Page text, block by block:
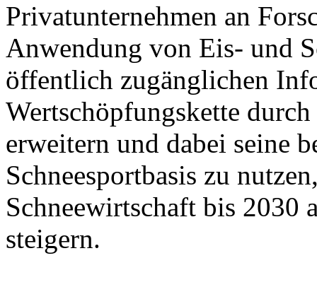
Privatunternehmen an
Anwendung von Eis- und
öffentlich zugänglichen
Wertschöpfungskette
erweitern und dabei seine
Schneesportbasis zu
Schneewirtschaft bis 2030
steigern.